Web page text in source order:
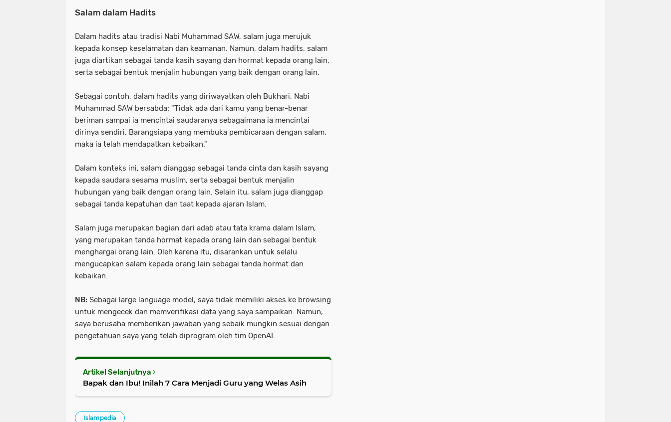
Salam dalam Hadits
Dalam hadits atau tradisi Nabi Muhammad SAW, salam juga merujuk
kepada konsep keselamatan dan keamanan. Namun, dalam hadits, salam
juga diartikan sebagai tanda kasih sayang dan hormat kepada orang lain,
serta sebagai bentuk menjalin hubungan yang baik dengan orang lain.
Sebagai contoh, dalam hadits yang diriwayatkan oleh Bukhari, Nabi
Muhammad SAW bersabda: "Tidak ada dari kamu yang benar-benar
beriman sampai ia mencintai saudaranya sebagaimana ia mencintai
dirinya sendiri. Barangsiapa yang membuka pembicaraan dengan salam,
maka ia telah mendapatkan kebaikan."
Dalam konteks ini, salam dianggap sebagai tanda cinta dan kasih sayang
kepada saudara sesama muslim, serta sebagai bentuk menjalin
hubungan yang baik dengan orang lain. Selain itu, salam juga dianggap
sebagai tanda kepatuhan dan taat kepada ajaran Islam.
Salam juga merupakan bagian dari adab atau tata krama dalam Islam,
yang merupakan tanda hormat kepada orang lain dan sebagai bentuk
menghargai orang lain. Oleh karena itu, disarankan untuk selalu
mengucapkan salam kepada orang lain sebagai tanda hormat dan
kebaikan.
NB: Sebagai large language model, saya tidak memiliki akses ke browsing
untuk mengecek dan memverifikasi data yang saya sampaikan. Namun,
saya berusaha memberikan jawaban yang sebaik mungkin sesuai dengan
pengetahuan saya yang telah diprogram oleh tim OpenAI.
Artikel Selanjutnya
Bapak dan Ibu! Inilah 7 Cara Menjadi Guru yang Welas Asih
Islampedia